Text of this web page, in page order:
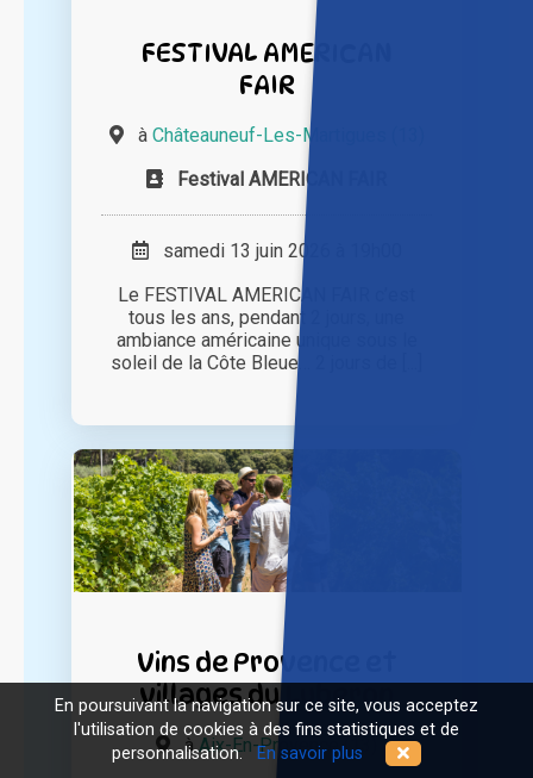
FESTIVAL AMERICAN
FAIR
à Châteauneuf-Les-Martigues (13)
Festival AMERICAN FAIR
samedi 13 juin 2026 à 19h00
Le FESTIVAL AMERICAN FAIR c’est
tous les ans, pendant 2 jours, une
ambiance américaine unique sous le
soleil de la Côte Bleue… 2 jours de [...]
Vins de Provence et
villages du Luberon
àAix-En-Provence (13)
En poursuivant la navigation sur ce site, vous acceptez
l'utilisation de cookies à des fins statistiques et de
personnalisation. En savoir plus